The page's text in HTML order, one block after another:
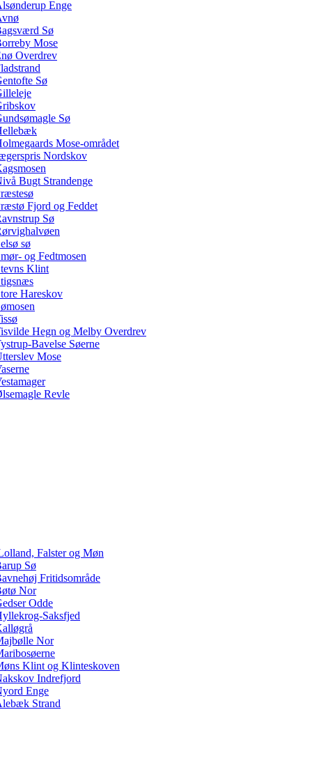
Enge
Sø
Mose
Overdrev
Sø
Sø
Mose-området
Nordskov
Bugt Strandenge
Fjord og Feddet
Sø
sø
og Fedtmosen
Klint
Hareskov
Hegn og Melby Overdrev
Bavelse Søerne
Mose
Revle
Falster og Møn
Sø
Fritidsområde
Nor
Odde
Saksfjed
Nor
Klint og Klinteskoven
Indrefjord
Enge
Strand